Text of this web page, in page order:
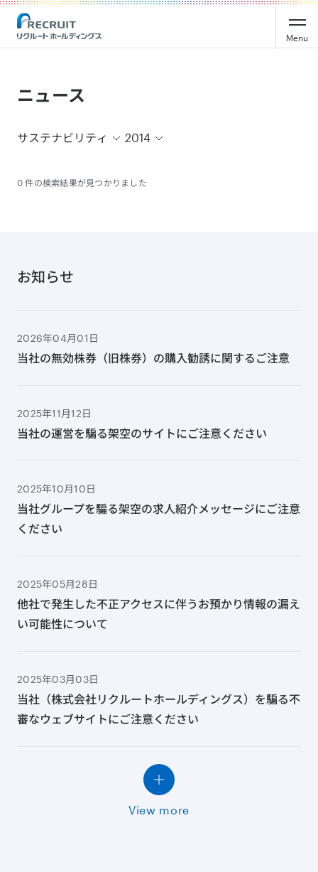
Recruit Holdings
Menu
ニュース
サステナビリティ 2014
0 件の検索結果が見つかりました
お知らせ
2026年04月01日
当社の無効株券（旧株券）の購入勧誘に関するご注意
2025年11月12日
当社の運営を騙る架空のサイトにご注意ください
2025年10月10日
当社グループを騙る架空の求人紹介メッセージにご注意
ください
2025年05月28日
他社で発生した不正アクセスに伴うお預かり情報の漏え
い可能性について
2025年03月03日
当社（株式会社リクルートホールディングス）を騙る不
審なウェブサイトにご注意ください
View more